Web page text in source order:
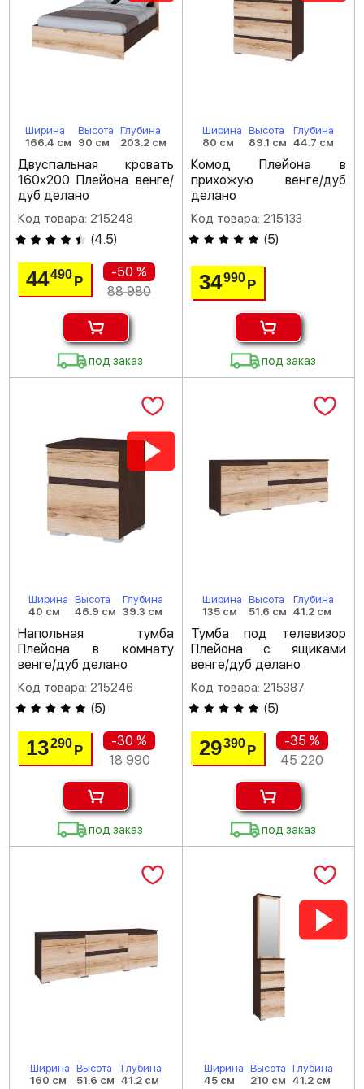
Ширина
166.4 см
Высота
90 см
Глубина
203.2 см
Двуспальная кровать
160х200 Плейона венге/
дуб делано
Код товара: 215248
(4.5)
44490Р
-50 %
88 980
под заказ
Ширина
80 см
Высота
89.1 см
Глубина
44.7 см
Комод Плейона в
прихожую венге/дуб
делано
Код товара: 215133
(5)
34990 Р
под заказ
Ширина
40 см
Высота
46.9 см
Глубина
39.3 см
Напольная тумба
Плейона в комнату
венге/дуб делано
Код товара: 215246
(5)
13290Р
-30 %
18 990
под заказ
Ширина
135 см
Высота
51.6 см
Глубина
41.2 см
Тумба под телевизор
Плейона с ящиками
венге/дуб делано
Код товара: 215387
(5)
29390 Р
-35 %
45 220
под заказ
Ширина
160 см
Высота
51.6 см
Глубина
41.2 см
Ширина
45 см
Высота
210 см
Глубина
41.2 см